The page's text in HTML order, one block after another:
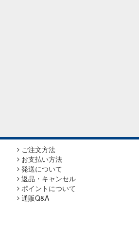
ご注文方法
お支払い方法
発送について
返品・キャンセル
ポイントについて
通販Q&A